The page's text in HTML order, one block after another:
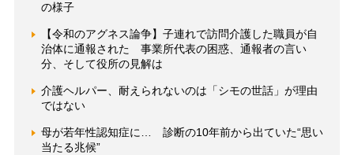
の様子
【令和のアグネス論争】子連れで訪問介護した職員が自
治体に通報された 事業所代表の困惑、通報者の言い
分、そして役所の見解は
介護ヘルパー、耐えられないのは「シモの世話」が理由
ではない
母が若年性認知症に… 診断の10年前から出ていた“思い
当たる兆候”